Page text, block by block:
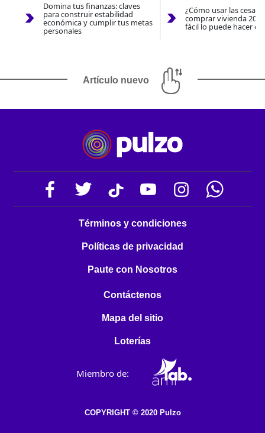
Domina tus finanzas: claves
para construir estabilidad
económica y cumplir tus metas
personales
¿Cómo usar las
comprar vivienda
fácil lo puede hacer
Artículo nuevo
Términos y condiciones
Políticas de privacidad
Paute con Nosotros
Contáctenos
Mapa del sitio
Loterías
Miembro de:
COPYRIGHT © 2020 Pulzo